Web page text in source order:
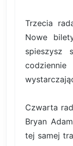
Trzecia
Nowe
spieszysz
Czwarta
Bryan
tej samej